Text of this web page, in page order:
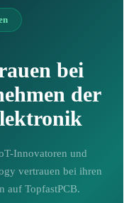
bei
der
Innovatoren und
vertrauen bei ihren
auf TopfastPCB.